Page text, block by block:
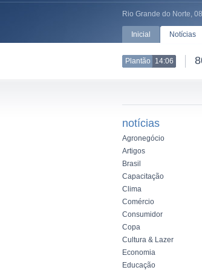
Rio Grande do Norte,
Inicial Notícias
Plantão 14:06
notícias
Agronegócio
Artigos
Brasil
Capacitação
Clima
Comércio
Consumidor
Copa
Cultura & Lazer
Economia
Educação